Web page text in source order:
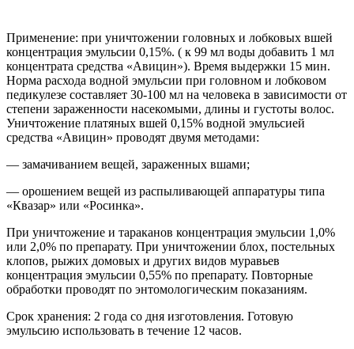
Применение: при уничтожении головных и лобковых вшей
концентрация эмульсии 0,15%. ( к 99 мл воды добавить 1 мл
концентрата средства «Авицин»). Время выдержки 15 мин.
Норма расхода водной эмульсии при головном и лобковом
педикулезе составляет 30-100 мл на человека в зависимости от
степени зараженности насекомыми, длины и густоты волос.
Уничтожение платяных вшей 0,15% водной эмульсией
средства «Авицин» проводят двумя методами:
— замачиванием вещей, зараженных вшами;
— орошением вещей из распыливающей аппаратуры типа
«Квазар» или «Росинка».
При уничтожение и тараканов концентрация эмульсии 1,0%
или 2,0% по препарату. При уничтожении блох, постельных
клопов, рыжих домовых и других видов муравьев
концентрация эмульсии 0,55% по препарату. Повторные
обработки проводят по энтомологическим показаниям.
Срок хранения: 2 года со дня изготовления. Готовую
эмульсию использовать в течение 12 часов.